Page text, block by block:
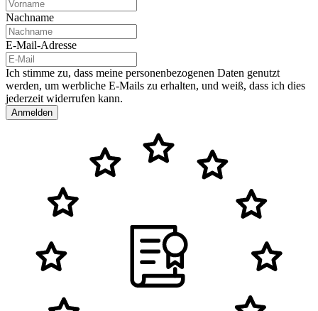
Nachname
E-Mail-Adresse
Ich stimme zu, dass meine personenbezogenen Daten genutzt
werden, um werbliche E-Mails zu erhalten, und weiß, dass ich dies
jederzeit widerrufen kann.
Anmelden